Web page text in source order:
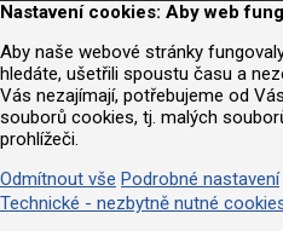
Nastavení cookies: Aby web
Aby naše webové stránky
hledáte, ušetřili spoustu času a
Vás nezajímají, potřebujeme od
souborů cookies, tj. malých
prohlížeči.
Odmítnout vše Podrobné nastavení
Technické - nezbytně nutné